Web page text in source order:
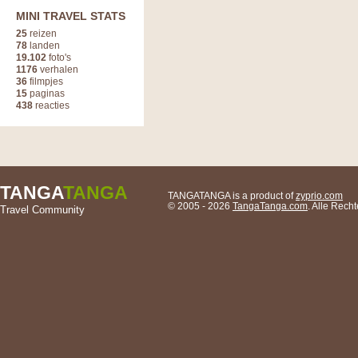
MINI TRAVEL STATS
25 reizen
78 landen
19.102 foto's
1176 verhalen
36 filmpjes
15 paginas
438 reacties
TANGATANGA
Travel Community
TANGATANGA is a product ofzyprio.com
© 2005 - 2026 TangaTanga.com . Alle